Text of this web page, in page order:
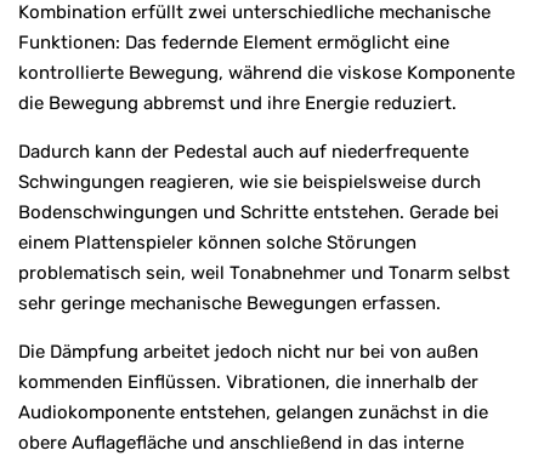
Kombination erfüllt zwei unterschiedliche mechanische
Funktionen: Das federnde Element ermöglicht eine
kontrollierte Bewegung, während die viskose Komponente
die Bewegung abbremst und ihre Energie reduziert.
Dadurch kann der Pedestal auch auf niederfrequente
Schwingungen reagieren, wie sie beispielsweise durch
Bodenschwingungen und Schritte entstehen. Gerade bei
einem Plattenspieler können solche Störungen
problematisch sein, weil Tonabnehmer und Tonarm selbst
sehr geringe mechanische Bewegungen erfassen.
Die Dämpfung arbeitet jedoch nicht nur bei von außen
kommenden Einflüssen. Vibrationen, die innerhalb der
Audiokomponente entstehen, gelangen zunächst in die
obere Auflagefläche und anschließend in das interne